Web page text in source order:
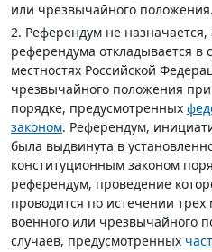
или чрезвычайного положения.
2. Референдум не
референдума откладывается в
местностях Российской
чрезвычайного положения при
порядке, предусмотренных
законом. Референдум,
была выдвинута в
конституционным законом
референдум, проведение
проводится по истечении
военного или чрезвычайного
случаев, предусмотренных